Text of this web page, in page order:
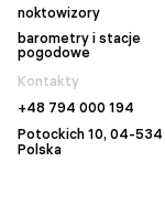
noktowizory
barometry i stacje
pogodowe
Kontakty
+48 794 000 194
Potockich 10, 04-534
Polska